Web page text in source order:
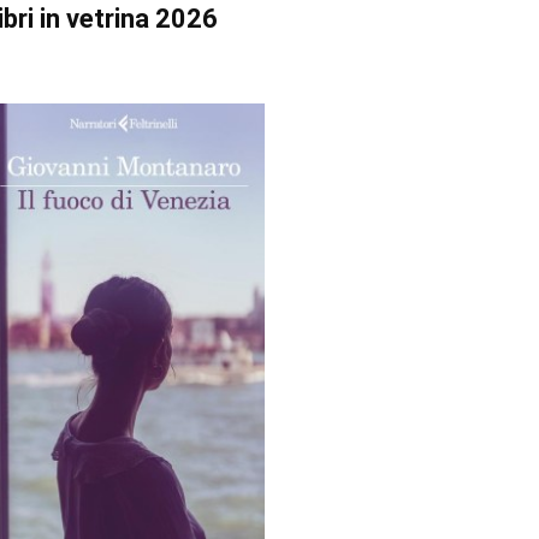
in vetrina 2026